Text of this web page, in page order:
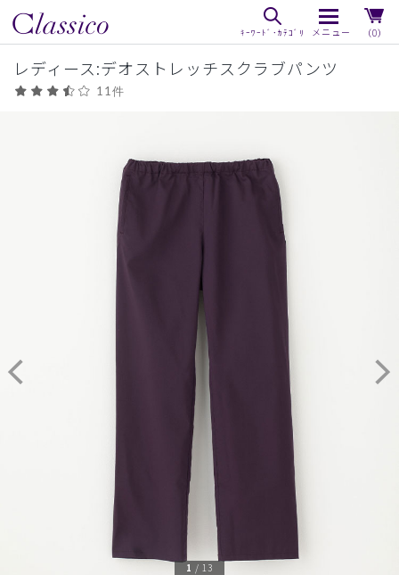
（0）
レディース:デオストレッチスクラブパンツ
11件
1 / 13